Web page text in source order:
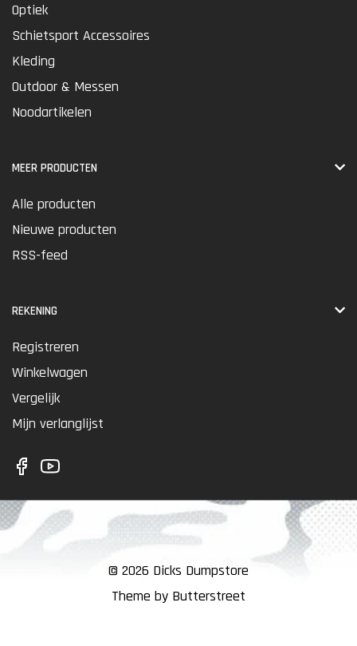
Optiek
Schietsport Accessoires
Kleding
Outdoor & Messen
Noodartikelen
MEER PRODUCTEN
Alle producten
Nieuwe producten
RSS-feed
REKENING
Registreren
Winkelwagen
Vergelijk
Mijn verlanglijst
© 2026 Dicks Dumpstore
Theme by Butterstreet